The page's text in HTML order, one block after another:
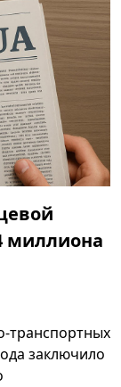
миллиона
транспортных
заключило